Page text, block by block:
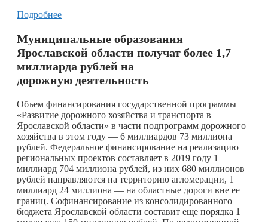
Подробнее
Муниципальные образования
Ярославской области получат более 1,7
миллиарда рублей на
дорожную деятельность
​Объем финансирования государственной программы
«Развитие дорожного хозяйства и транспорта в
Ярославской области» в части подпрограмм дорожного
хозяйства в этом году — 6 миллиардов 73 миллиона
рублей. Федеральное финансирование на реализацию
региональных проектов составляет в 2019 году 1
миллиард 704 миллиона рублей, из них 680 миллионов
рублей направляются на территорию агломерации, 1
миллиард 24 миллиона — на областные дороги вне ее
границ. Софинансирование из консолидированного
бюджета Ярославской области составит еще порядка 1